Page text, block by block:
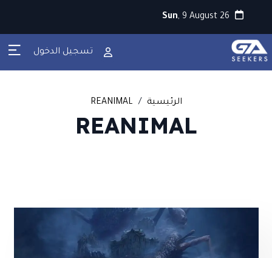
Sun, 9 August 26
تسجيل الدخول
الرئيسية /
REANIMAL
REANIMAL